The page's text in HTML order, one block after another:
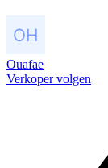
Ouafae
Verkoper volgen